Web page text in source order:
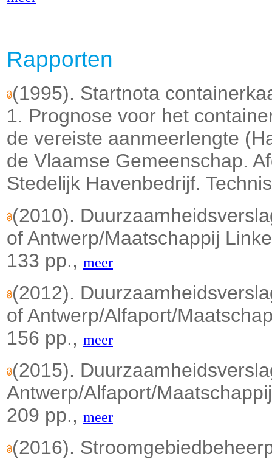
Rapporten
(1995). Startnota
1. Prognose voor het
de vereiste aanmeerlengte
de Vlaamse Gemeenschap.
Stedelijk Havenbedrijf.
(2010).
of Antwerp/Maatschappij
133 pp., meer
(2012).
of Antwerp/Alfaport/
156 pp., meer
(2015).
Antwerp/Alfaport/
209 pp., meer
(2016).